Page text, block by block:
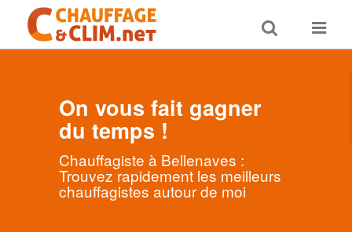
Toggle
search
Toggle
On vous fait gagner
du temps !
Chauffagiste à Bellenaves :
Trouvez rapidement les meilleurs
chauffagistes autour de moi